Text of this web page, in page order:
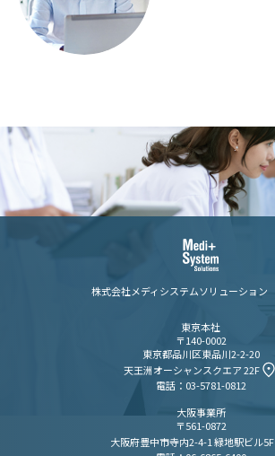
株式会社メディシステムソリューション
東京本社
〒140-0002
東京都品川区東品川2-2-20
天王洲オーシャンスクエア 22F
電話：03-5781-0812
大阪事業所
〒561-0872
大阪府豊中市寺内2-4-1 緑地駅ビル5F